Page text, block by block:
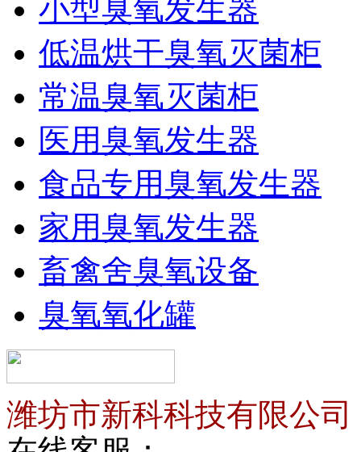
小型臭氧发生器
低温烘干臭氧灭菌柜
常温臭氧灭菌柜
医用臭氧发生器
食品专用臭氧发生器
家用臭氧发生器
畜禽舍臭氧设备
臭氧氧化罐
潍坊市新科科技有限公司